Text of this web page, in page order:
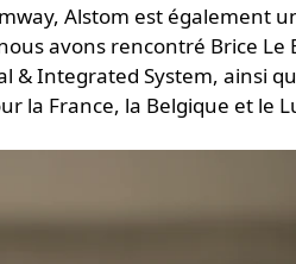
Alstom est également
avons rencontré Brice Le
Integrated System, ainsi
la France, la Belgique et le